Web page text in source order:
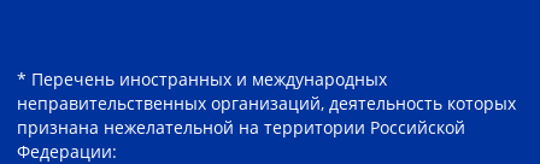
* Перечень иностранных и международных
неправительственных организаций, деятельность которых
признана нежелательной на территории Российской
Федерации: